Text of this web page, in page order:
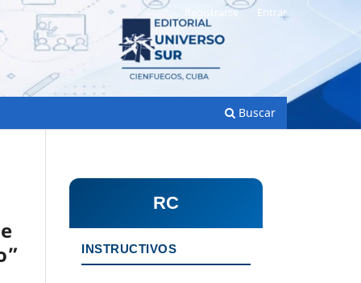
Buscar
Registrarse Entrar
RC
INSTRUCTIVOS